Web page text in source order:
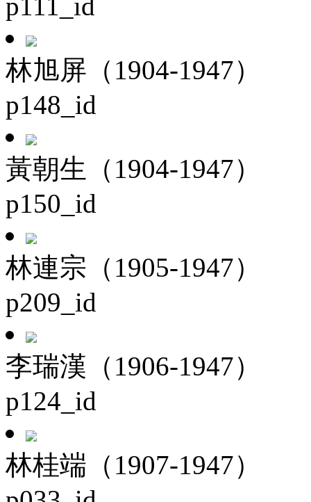
林旭屏（1904-1947）
p148_id
黃朝生（1904-1947）
p150_id
林連宗（1905-1947）
p209_id
李瑞漢（1906-1947）
p124_id
林桂端（1907-1947）